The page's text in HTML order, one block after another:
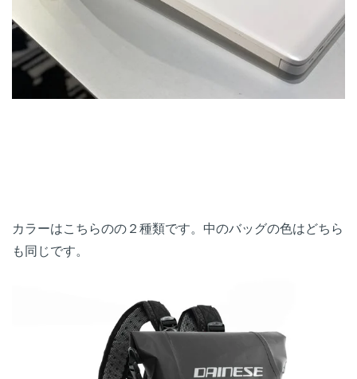
カラーはこちらのの２種類です。中のバッグの色はどちら
も同じです。